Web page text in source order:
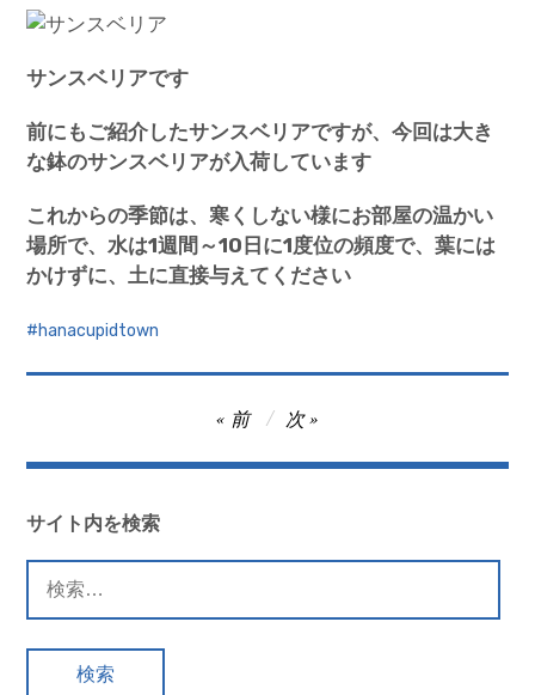
サンスベリアです
前にもご紹介したサンスベリアですが、今回は大き
な鉢のサンスベリアが入荷しています
これからの季節は、寒くしない様にお部屋の温かい
場所で、水は1週間～10 日に1度位の頻度で、葉には
かけずに、土に直接与えてください
hanacupidtown
稿
ビ
ゲ
ー
シ
前 次
サイト内を検索
索: